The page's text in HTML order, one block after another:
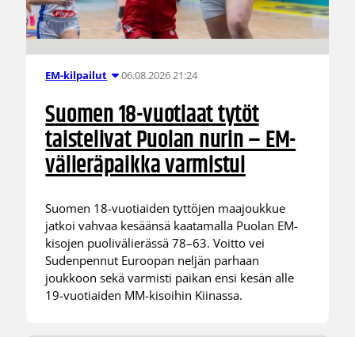
EM-kilpailut 06.08.2026 21:24
Suomen 18-vuotiaat tytöt
taistelivat Puolan nurin – EM-
välieräpaikka varmistui
Suomen 18-vuotiaiden tyttöjen maajoukkue
jatkoi vahvaa kesäänsä kaatamalla Puolan EM-
kisojen puolivälierässä 78–63. Voitto vei
Sudenpennut Euroopan neljän parhaan
joukkoon sekä varmisti paikan ensi kesän alle
19-vuotiaiden MM-kisoihin Kiinassa.